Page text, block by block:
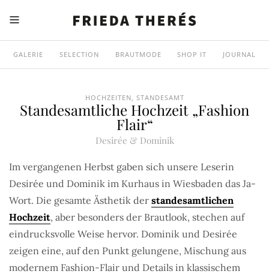
GALERIE SELECTION BRAUTMODE SHOP IT JOURNAL
HOCHZEITEN STANDESAMT
Standesamtliche Hochzeit „Fashion
Flair“
Desirée & Dominik
Im vergangenen Herbst gaben sich unsere Leserin
Desirée und Dominik im Kurhaus in Wiesbaden das Ja-
Wort. Die gesamte Ästhetik der standesamtlichen
Hochzeit, aber besonders der Brautlook, stechen auf
eindrucksvolle Weise hervor. Dominik und Desirée
zeigen eine, auf den Punkt gelungene, Mischung aus
modernem Fashion-Flair und Details in klassischem